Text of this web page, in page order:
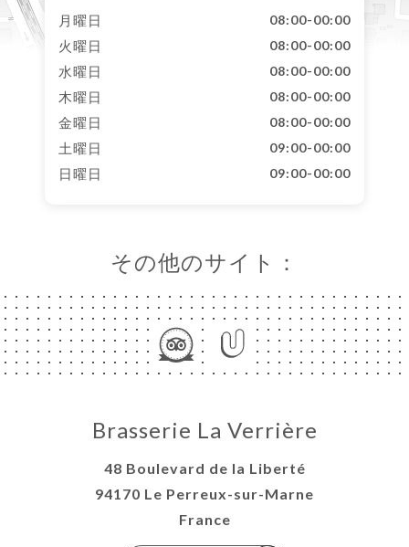
月曜日 08:00-00:00
火曜日 08:00-00:00
水曜日 08:00-00:00
木曜日 08:00-00:00
金曜日 08:00-00:00
土曜日 09:00-00:00
日曜日 09:00-00:00
その他のサイト：
Brasserie La Verrière
48 Boulevard de la Liberté
94170 Le Perreux-sur-Marne
France